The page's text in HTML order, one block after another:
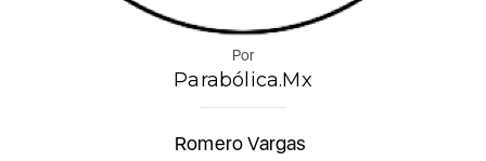
Por
Parabólica.Mx
Romero Vargas